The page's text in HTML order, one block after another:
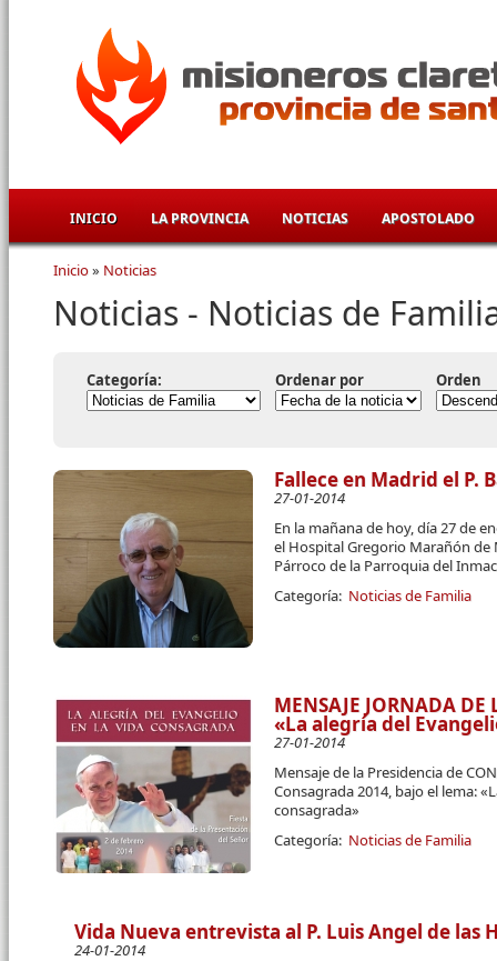
INICIO LA PROVINCIA NOTICIAS APOSTOLADO
Se encuentra usted aquí
Inicio» Noticias
Noticias - Noticias de
Categoría: Ordenar por Orden
Fallece en Madrid el P.
27-01-2014
En la mañana de hoy, día 27 de
el Hospital Gregorio Marañón de
Párroco de la Parroquia del
Categoría: Noticias de Familia
MENSAJE JORNADA
«La alegría del
27-01-2014
Mensaje de la Presidencia de
Consagrada 2014, bajo el lema:
consagrada»
Categoría: Noticias de Familia
Vida Nueva entrevista al P. Luis Angel de las
24-01-2014